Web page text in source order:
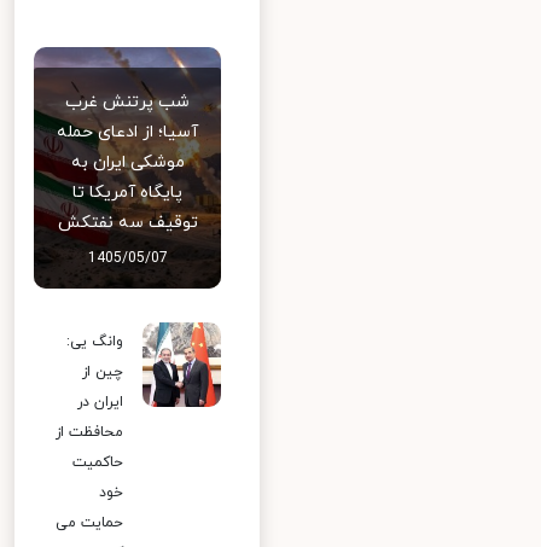
شب پرتنش غرب
آسیا؛ از ادعای حمله
موشکی ایران به
پایگاه آمریکا تا
توقیف سه نفتکش
1405/05/07
وانگ یی:
چین از
ایران در
محافظت از
حاکمیت
خود
حمایت می